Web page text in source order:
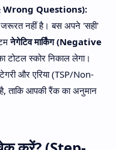
Wrong Questions):
जरूरत नहीं है। बस अपने 'सही'
नेगेटिव मार्किंग (Negative
स्कोर निकाल लेगा।
और एरिया (TSP/Non-
ताकि आपकी रैंक का अनुमान